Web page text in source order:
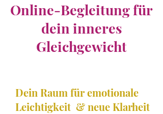
Online-Begleitung für
dein inneres
Gleichgewicht
Dein Raum für emotionale
Leichtigkeit & neue Klarheit